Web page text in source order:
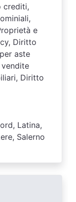
crediti,
e
Diritto
aste
Diritto
Latina,
Salerno